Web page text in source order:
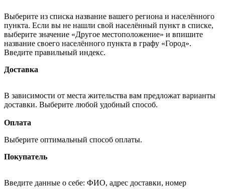
Выберите из списка название вашего региона и населённого
пункта. Если вы не нашли свой населённый пункт в списке,
выберите значение «Другое местоположение» и впишите
название своего населённого пункта в графу «Город».
Введите правильный индекс.
Доставка
В зависимости от места жительства вам предложат варианты
доставки. Выберите любой удобный способ.
Оплата
Выберите оптимальный способ оплаты.
Покупатель
Введите данные о себе: ФИО, адрес доставки, номер